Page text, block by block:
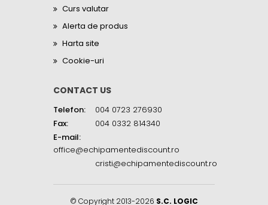
Curs valutar
Alerta de produs
Harta site
Cookie-uri
CONTACT US
Telefon:
004 0723 276930
Fax:
004 0332 814340
E-mail:
office@echipamentediscount.ro
cristi@echipamentediscount.ro
© Copyright 2013-2026 S.C. LOGIC